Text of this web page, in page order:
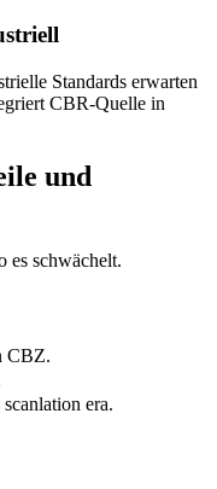
Standards erwarten
CBR-Quelle in
und
es schwächelt.
CBZ.
era.